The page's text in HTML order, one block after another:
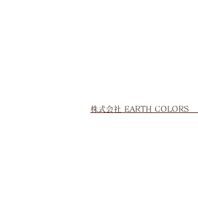
株式会社 EARTH COLORS